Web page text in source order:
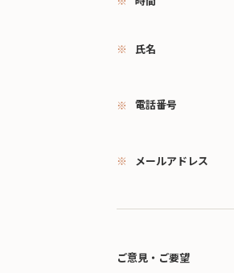
氏名
電話番号
メールアドレス
ご意見・ご要望